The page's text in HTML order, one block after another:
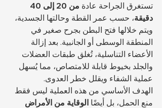
تستغرق الجراحة عادة
دقيقة، حسب عمر القطة وحالتها الجسدية،
ويتم خلالها فتح البطن بجرح صغير في
المنطقة الوسطى أو الجانبية. بعد إزالة
الأعضاء التناسلية، تُغلق طبقات العضلات
والجلد بخيوط قابلة للامتصاص، مما يُسهل
عملية الشفاء ويقلل خطر العدوى.
الهدف الأساسي من هذه العملية ليس فقط
منع الحمل، بل أيضًا الوقاية من الأمراض